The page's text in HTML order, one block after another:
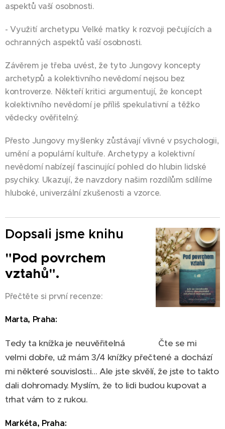
aspektů vaší osobnosti.
- Využití archetypu Velké matky k rozvoji pečujících a
ochranných aspektů vaší osobnosti.
Závěrem je třeba uvést, že tyto Jungovy koncepty
archetypů a kolektivního nevědomí nejsou bez
kontroverze. Někteří kritici argumentují, že koncept
kolektivního nevědomí je příliš spekulativní a těžko
vědecky ověřitelný.
Přesto Jungovy myšlenky zůstávají vlivné v psychologii,
umění a populární kultuře. Archetypy a kolektivní
nevědomí nabízejí fascinující pohled do hlubin lidské
psychiky. Ukazují, že navzdory našim rozdílům sdílíme
hluboké, univerzální zkušenosti a vzorce.
Dopsali jsme knihu
"Pod povrchem
vztahů".
Přečtěte si první recenze:
Marta, Praha:
Tedy ta knížka je neuvěřitelná❣❣❣ Čte se mi
velmi dobře, už mám 3/4 knížky přečtené a dochází
mi některé souvislosti... Ale jste skvělí, že jste to takto
dali dohromady. Myslím, že to lidi budou kupovat a
trhat vám to z rukou.
Markéta, Praha: